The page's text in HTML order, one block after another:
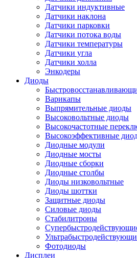
Датчики индуктивные
Датчики наклона
Датчики парковки
Датчики потока воды
Датчики температуры
Датчики угла
Датчики холла
Энкодеры
Диоды
Варикапы
Выпрямительные диоды
Высоковольтные диоды
Высокочастотные
Высокоэффективные
Диодные модули
Диодные мосты
Диодные сборки
Диодные столбы
Диоды низковольтные
Диоды шоттки
Защитные диоды
Силовые диоды
Стабилитроны
Фотодиоды
Дисплеи